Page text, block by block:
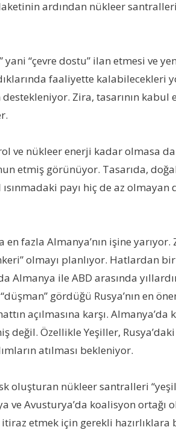
ardından nükleer
“çevre dostu” ilan etmesi ve
faaliyette kalabilecekleri
Zira, tasarının
ve nükleer enerji kadar olmasa
etmiş görünüyor. Tasarıda,
payı hiç de az
fazla Almanya’nın işine
olmayı planlıyor. Hatlardan
ile ABD arasında
gördüğü Rusya’nın en
açılmasına karşı.
değil. Özellikle Yeşiller,
atılması bekleniyor.
oluşturan nükleer santralleri
ve Avusturya’da koalisyon
etmek için gerekli hazırlıklara